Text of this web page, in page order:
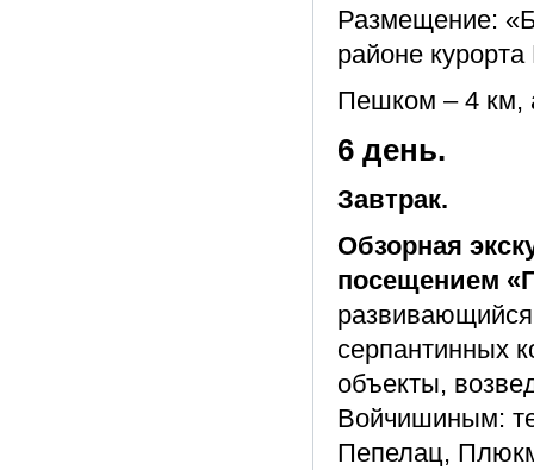
Размещение:
районе
Пешком – 4 км,
6 день.
Завтрак.
Обзорная
посещением
развивающийся
серпантинных
объекты,
Войчишиным:
Пепелац,